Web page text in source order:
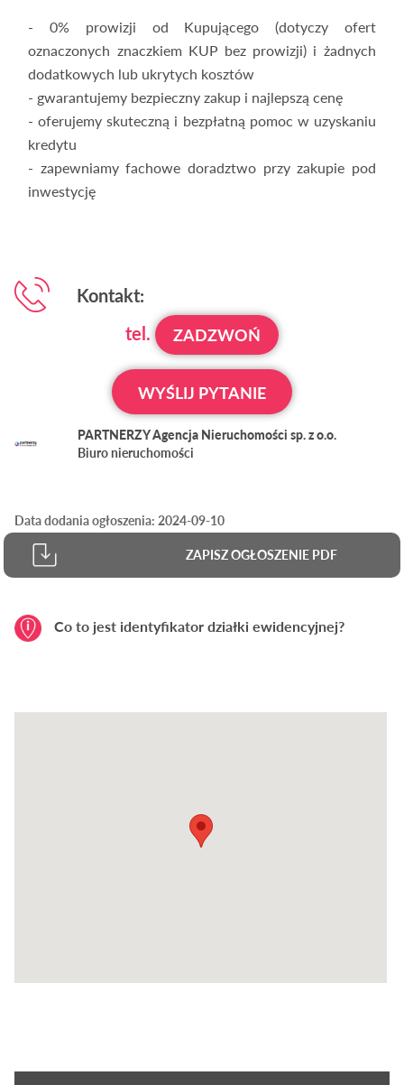
Co to jest identyfikator działki ewidencyjnej?
- 0% prowizji od Kupującego (dotyczy ofert
oznaczonych znaczkiem KUP bez prowizji) i żadnych
dodatkowych lub ukrytych kosztów
- gwarantujemy bezpieczny zakup i najlepszą cenę
- oferujemy skuteczną i bezpłatną pomoc w uzyskaniu
kredytu
- zapewniamy fachowe doradztwo przy zakupie pod
inwestycję
Kontakt:
tel.
ZADZWOŃ
WYŚLIJ PYTANIE
PARTNERZY Agencja Nieruchomości sp. z o.o.
Biuro nieruchomości
Data dodania ogłoszenia: 2024-09-10
ZAPISZ OGŁOSZENIE PDF